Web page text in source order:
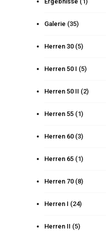
Galerie (35)
Herren 30 (5)
Herren 50 I (5)
Herren 50 II (2)
Herren 55 (1)
Herren 60 (3)
Herren 65 (1)
Herren 70 (8)
Herren I (24)
Herren II (5)